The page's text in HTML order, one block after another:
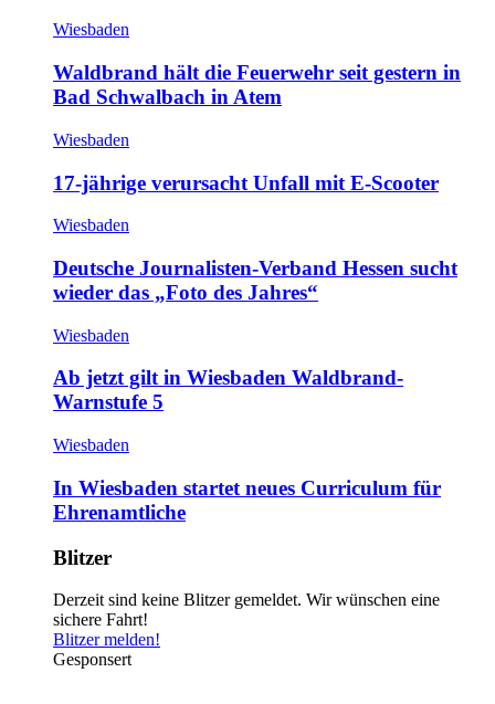
Wiesbaden
Waldbrand hält die Feuerwehr seit gestern in
Bad Schwalbach in Atem
Wiesbaden
17-jährige verursacht Unfall mit E-Scooter
Wiesbaden
Deutsche Journalisten-Verband Hessen sucht
wieder das „Foto des Jahres“
Wiesbaden
Ab jetzt gilt in Wiesbaden Waldbrand-
Warnstufe 5
Wiesbaden
In Wiesbaden startet neues Curriculum für
Ehrenamtliche
Blitzer
Derzeit sind keine Blitzer gemeldet. Wir wünschen eine
sichere Fahrt!
Blitzer melden!
Gesponsert